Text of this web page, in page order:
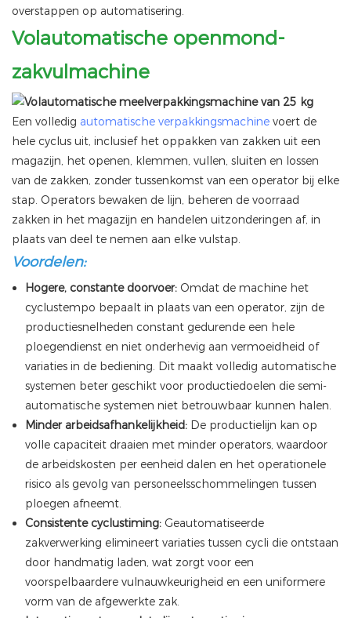
overstappen op automatisering.
Volautomatische openmond-
zakvulmachine
Een volledig automatische verpakkingsmachine voert de
hele cyclus uit, inclusief het oppakken van zakken uit een
magazijn, het openen, klemmen, vullen, sluiten en lossen
van de zakken, zonder tussenkomst van een operator bij elke
stap. Operators bewaken de lijn, beheren de voorraad
zakken in het magazijn en handelen uitzonderingen af, in
plaats van deel te nemen aan elke vulstap.
Voordelen:
Hogere, constante doorvoer:Omdat de machine het
cyclustempo bepaalt in plaats van een operator, zijn de
productiesnelheden constant gedurende een hele
ploegendienst en niet onderhevig aan vermoeidheid of
variaties in de bediening. Dit maakt volledig automatische
systemen beter geschikt voor productiedoelen die semi-
automatische systemen niet betrouwbaar kunnen halen.
Minder arbeidsafhankelijkheid:De productielijn kan op
volle capaciteit draaien met minder operators, waardoor
de arbeidskosten per eenheid dalen en het operationele
risico als gevolg van personeelsschommelingen tussen
ploegen afneemt.
Consistente cyclustiming:Geautomatiseerde
zakverwerking elimineert variaties tussen cycli die ontstaan
​​door handmatig laden, wat zorgt voor een
voorspelbaardere vulnauwkeurigheid en een uniformere
vorm van de afgewerkte zak.